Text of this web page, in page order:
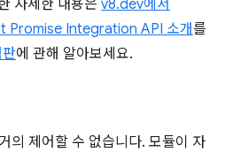
자세한 내용은 v8.dev에서
Promise Integration API 소개를
에 관해 알아보세요.
의 제어할 수 없습니다. 모듈이 자